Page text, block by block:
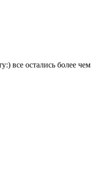
все остались более чем